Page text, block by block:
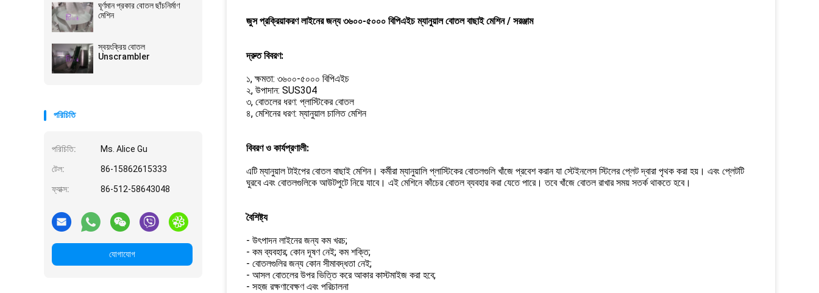
ঘূর্ণমান প্রকার বোতল ছাঁচনির্মাণ
মেশিন
স্বয়ংক্রিয় বোতল
Unscrambler
পরিচিতি
পরিচিতি: Ms. Alice Gu
টেল: 86-15862615333
ফ্যাক্স: 86-512-58643048
যোগাযোগ
জুস প্রক্রিয়াকরণ লাইনের জন্য ৩৬০০-৫০০০ বিপিএইচ ম্যানুয়াল বোতল বাছাই মেশিন / সরঞ্জাম
দ্রুত বিবরণ:
১, ক্ষমতা: ৩৬০০-৫০০০ বিপিএইচ
২, উপাদান: SUS304
৩, বোতলের ধরণ: প্লাস্টিকের বোতল
৪, মেশিনের ধরণ: ম্যানুয়াল চালিত মেশিন
বিবরণ ও কার্যপ্রণালী:
এটি ম্যানুয়াল টাইপের বোতল বাছাই মেশিন। কর্মীরা ম্যানুয়ালি প্লাস্টিকের বোতলগুলি খাঁজে প্রবেশ করান যা স্টেইনলেস স্টিলের প্লেট দ্বারা পৃথক করা হয়। এবং প্লেটটি
ঘুরবে এবং বোতলগুলিকে আউটপুটে নিয়ে যাবে। এই মেশিনে কাঁচের বোতল ব্যবহার করা যেতে পারে। তবে খাঁজে বোতল রাখার সময় সতর্ক থাকতে হবে।
বৈশিষ্ট্য
- উৎপাদন লাইনের জন্য কম খরচ;
- কম ব্যবহার; কোন দূষণ নেই; কম শক্তি;
- বোতলগুলির জন্য কোন সীমাবদ্ধতা নেই;
- আসল বোতলের উপর ভিত্তি করে আকার কাস্টমাইজ করা হবে;
- সহজ রক্ষণাবেক্ষণ এবং পরিচালনা